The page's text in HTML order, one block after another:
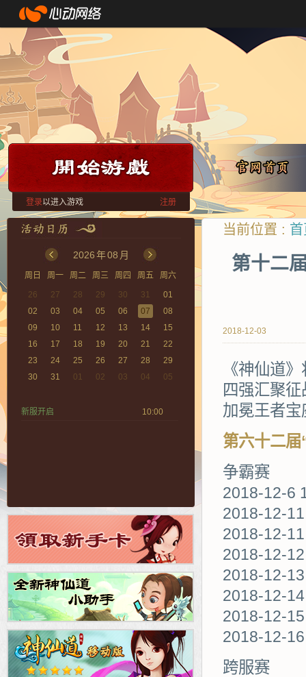
登录以进入游戏 注册
2026年08 月
周日 周一 周二 周三 周四 周五
周六
26
27 28 29 30 31
01
02
03 04 05 06 07
08
09
10 11 12 13 14
15
16
17 18 19 20 21
22
23
24 25 26 27 28
29
30
31 01 02 03 04 05
新服开启 10:00
当前位置 :
第十二
2018-12-03
《神仙道
四强汇聚
加冕王者
第六十二
争霸赛
2018-12-6
2018-12-
2018-12-
2018-12-
2018-12-
2018-12-
2018-12-
2018-12-
跨服赛